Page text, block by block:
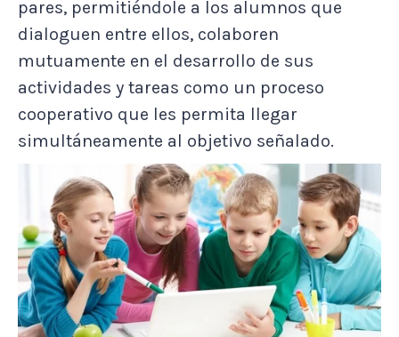
pares, permitiéndole a los alumnos que
dialoguen entre ellos, colaboren
mutuamente en el desarrollo de sus
actividades y tareas como un proceso
cooperativo que les permita llegar
simultáneamente al objetivo señalado.